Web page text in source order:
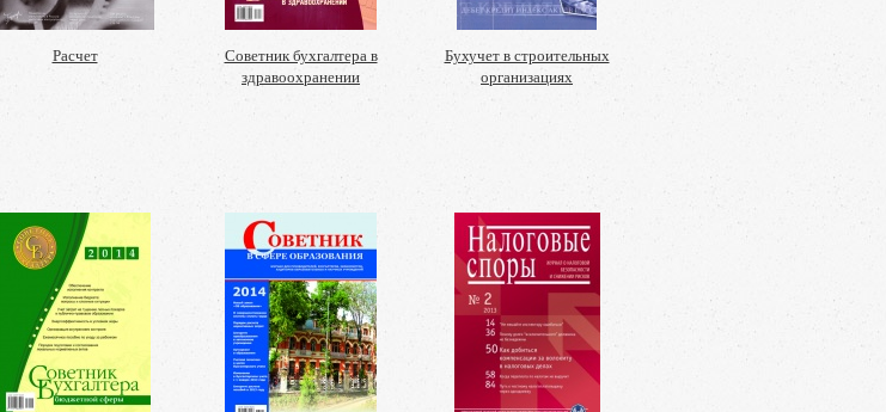
Расчет
Советник бухгалтера в
здравоохранении
Бухучет в строительных
организациях